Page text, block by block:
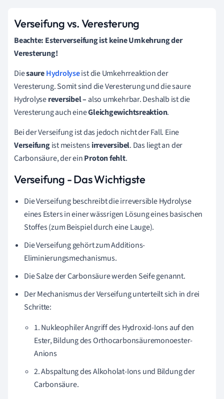
Verseifung vs. Veresterung
Beachte: Esterverseifung ist keine Umkehrung der
Veresterung!
DiesaureHydrolyseist die Umkehrreaktion der
Veresterung. Somit sind die Veresterung und die saure
Hydrolysereversibel – also umkehrbar. Deshalb ist die
Veresterung auch eineGleichgewichtsreaktion.
Bei der Verseifung ist das jedoch nicht der Fall. Eine
Verseifungist meistensirreversibel. Das liegt an der
Carbonsäure, der einProton fehlt.
Verseifung - Das Wichtigste
Die Verseifung beschreibt die irreversible Hydrolyse
eines Esters in einer wässrigen Lösung eines basischen
Stoffes (zum Beispiel durch eine Lauge).
Die Verseifung gehört zum Additions-
Eliminierungsmechanismus.
Die Salze der Carbonsäure werden Seife genannt.
Der Mechanismus der Verseifung unterteilt sich in drei
Schritte:
1. Nukleophiler Angriff des Hydroxid-Ions auf den
Ester, Bildung des Orthocarbonsäuremonoester-
Anions
2. Abspaltung des Alkoholat-Ions und Bildung der
Carbonsäure.